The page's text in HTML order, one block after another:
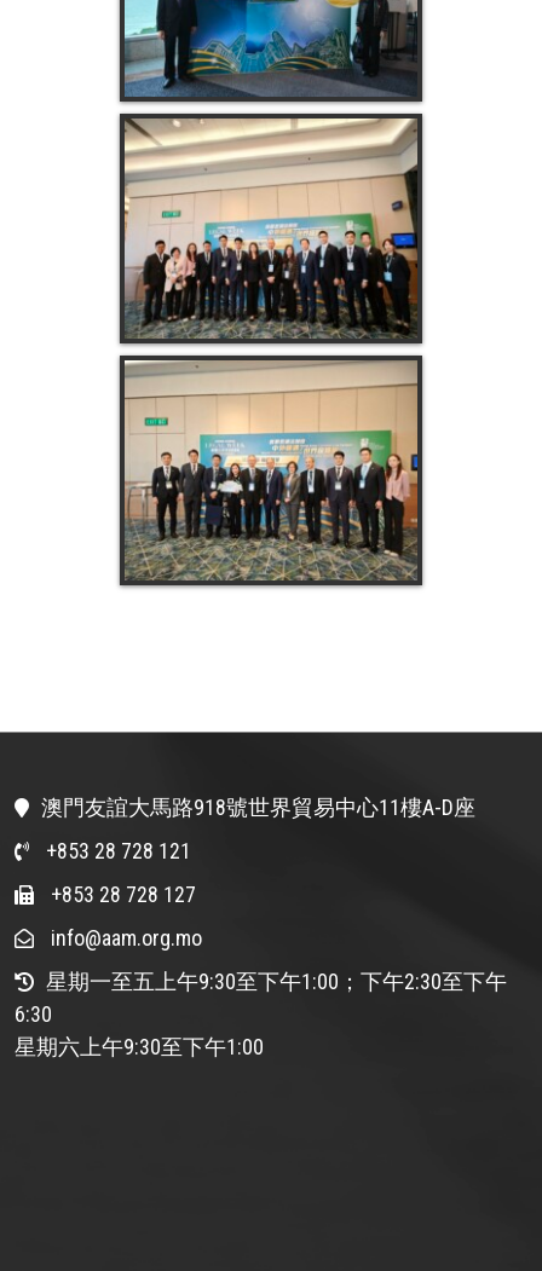
澳門友誼大馬路918號世界貿易中心11樓A-D座
+853 28 728 121
+853 28 728 127
info@aam.org.mo
星期一至五上午9:30至下午1:00；下午2:30至下午
6:30
星期六上午9:30至下午1:00